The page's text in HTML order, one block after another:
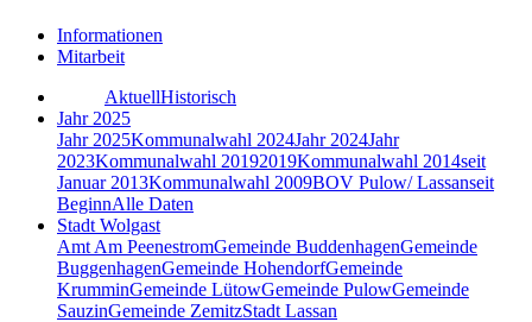
Informationen
Mitarbeit
AktuellHistorisch
Jahr 2025
Jahr 2025Kommunalwahl 2024Jahr 2024Jahr
2023Kommunalwahl 20192019Kommunalwahl 2014seit
Januar 2013Kommunalwahl 2009BOV Pulow/ Lassanseit
BeginnAlle Daten
Stadt Wolgast
Amt Am PeenestromGemeinde BuddenhagenGemeinde
BuggenhagenGemeinde HohendorfGemeinde
KrumminGemeinde LütowGemeinde PulowGemeinde
SauzinGemeinde ZemitzStadt Lassan